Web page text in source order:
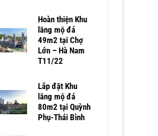
Hoàn thiện Khu
lăng mộ đá
49m2 tại Chợ
Lớn – Hà Nam
T11/22
Lắp đặt Khu
lăng mộ đá
80m2 tại Quỳnh
Phụ-Thái Bình